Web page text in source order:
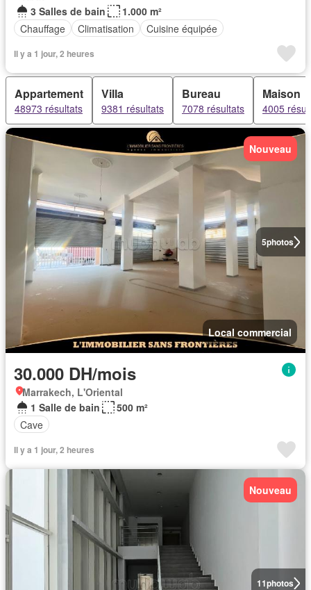
3 Salles de bain
1.000 m²
Chauffage
Climatisation Cuisine équipée
Il y a 1 jour, 2 heures
Appartement
48973 résultats
Villa
9381 résultats
Bureau
7078 résultats
Maison
4005
5photos
Nouveau
Local commercial
30.000 DH/mois
Marrakech, L'Oriental
1 Salle de bain
500 m²
Cave
Il y a 1 jour, 2 heures
11photos
Nouveau